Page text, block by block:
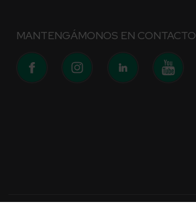
MANTENGÁMONOS EN CONTACTO